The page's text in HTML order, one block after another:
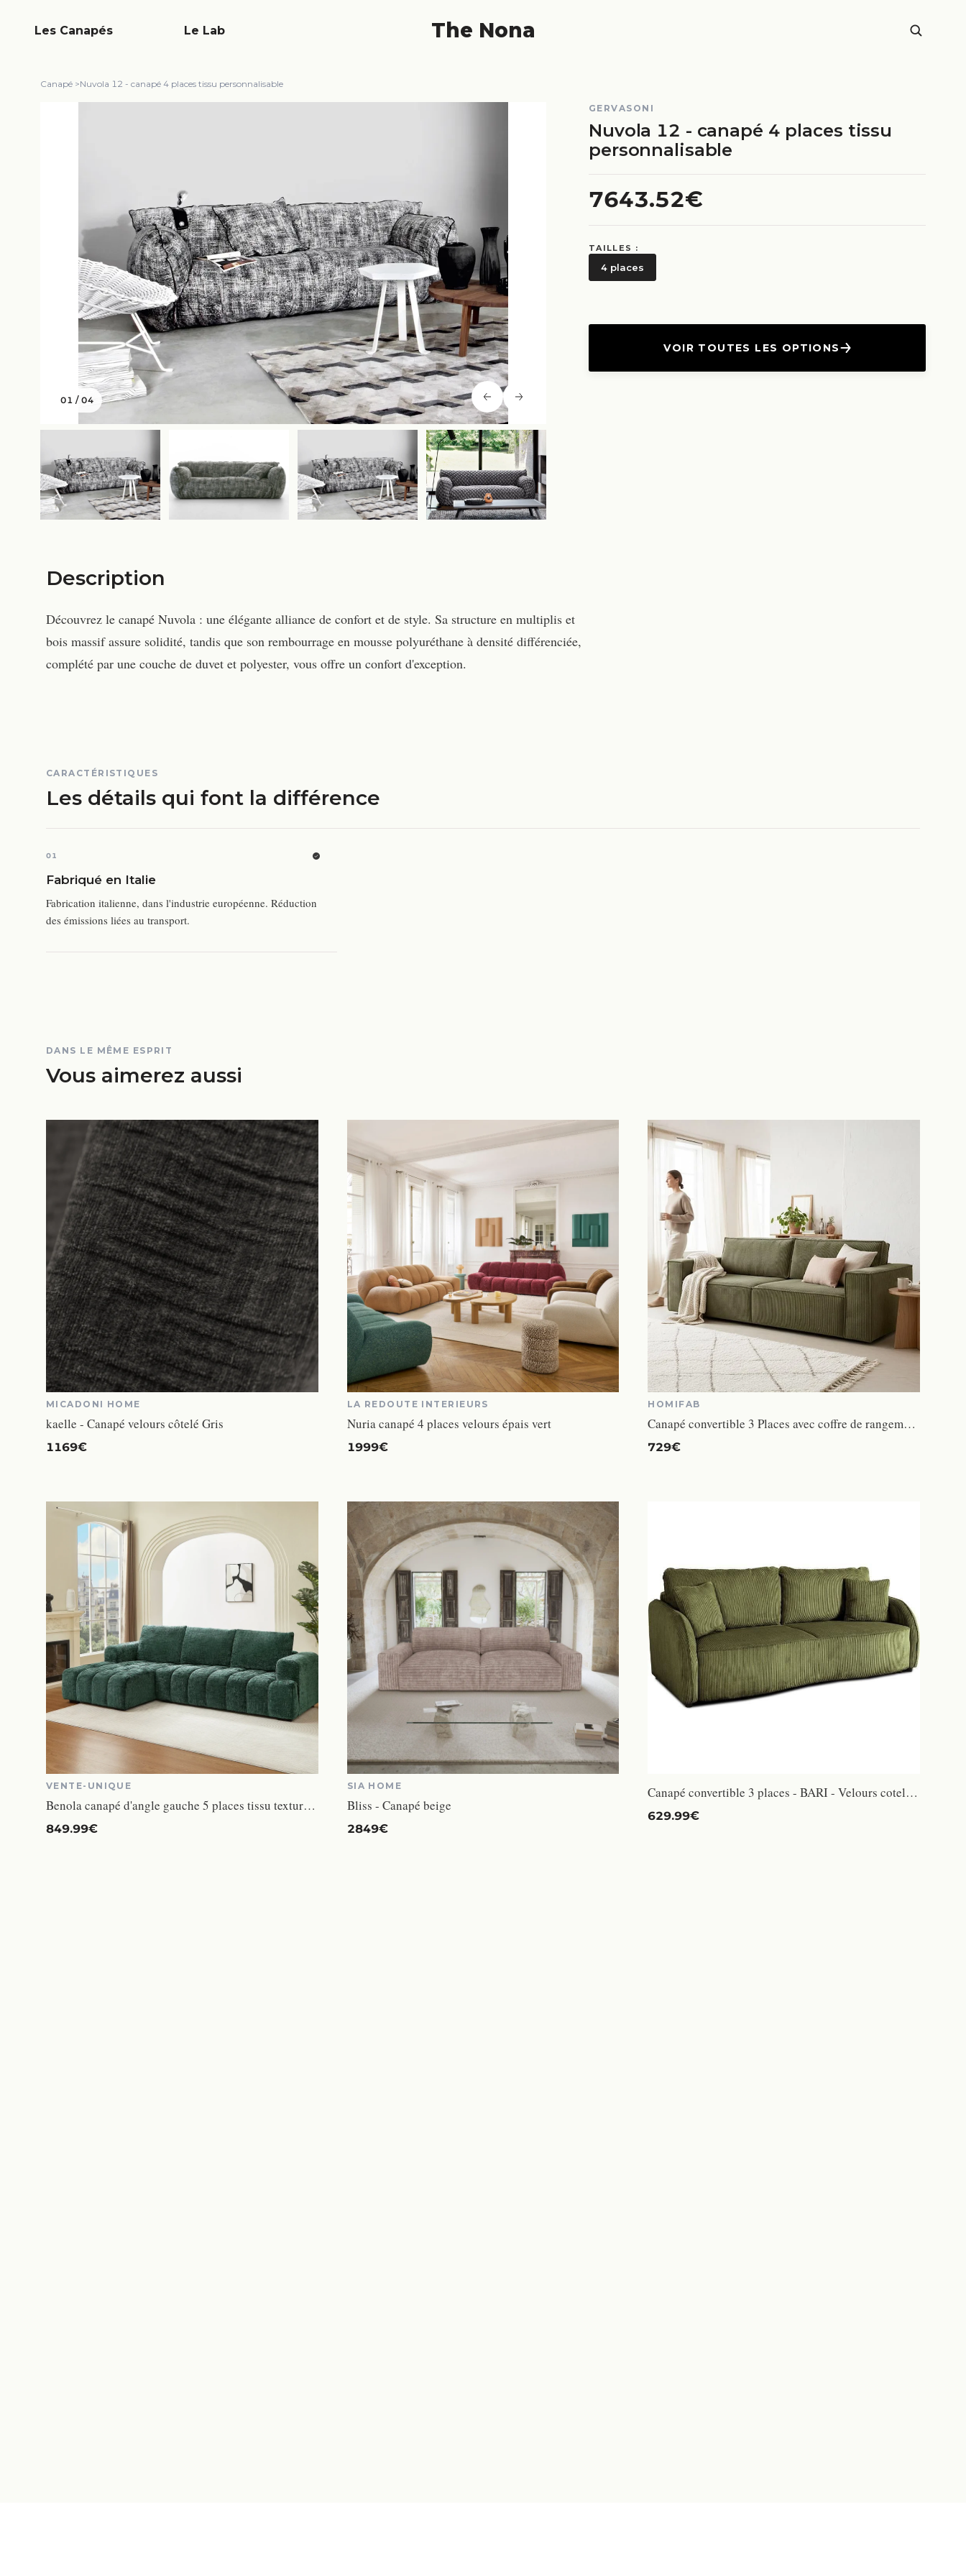
The Nona
Les Canapés Le Lab
Canapé >Nuvola 12 - canapé 4 places tissu personnalisable
01 /04
GERVASONI
Nuvola 12 - canapé 4 places tissu
personnalisable
7643.52€
TAILLES :
4 places
VOIR TOUTES LES OPTIONS
Description
Découvrez le canapé Nuvola : une élégante alliance de confort et de style. Sa structure en multiplis et
bois massif assure solidité, tandis que son rembourrage en mousse polyuréthane à densité différenciée,
complété par une couche de duvet et polyester, vous offre un confort d'exception.
CARACTÉRISTIQUES
Les détails qui font la différence
01
Fabriqué en Italie
Fabrication italienne, dans l'industrie européenne. Réduction
des émissions liées au transport.
DANS LE MÊME ESPRIT
Vous aimerez aussi
MICADONI HOME
kaelle - Canapé velours côtelé Gris
1169€
LA REDOUTE INTERIEURS
Nuria canapé 4 places velours épais vert
1999€
HOMIFAB
Canapé convertible 3 Places avec coffre de rangement en velours côtelé vert kaki - Harper
729€
VENTE-UNIQUE
Benola canapé d'angle gauche 5 places tissu texturé vert
849.99€
SIA HOME
Bliss - Canapé beige
2849€
Canapé convertible 3 places - BARI - Velours cotelé - Kaki - Coffre de rangement - 215 x 89 x 100 cm
629.99€